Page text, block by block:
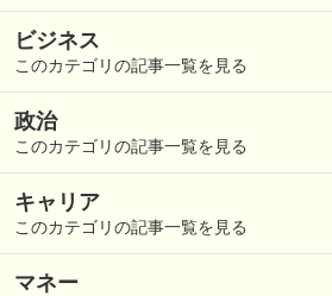
ビジネス
このカテゴリの記事一覧を見る
政治
このカテゴリの記事一覧を見る
キャリア
このカテゴリの記事一覧を見る
マネー